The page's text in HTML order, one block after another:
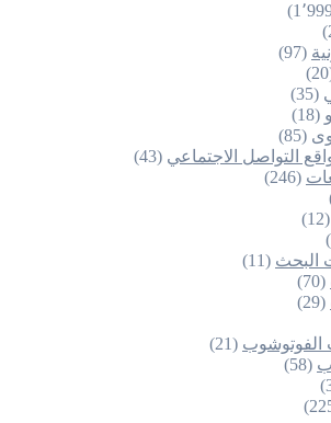
(97)
(35)
(18)
(85)
التواصل الاجتماعي (43)
(246)
(12)
البحث (11)
(70)
(29)
(21)
(58)